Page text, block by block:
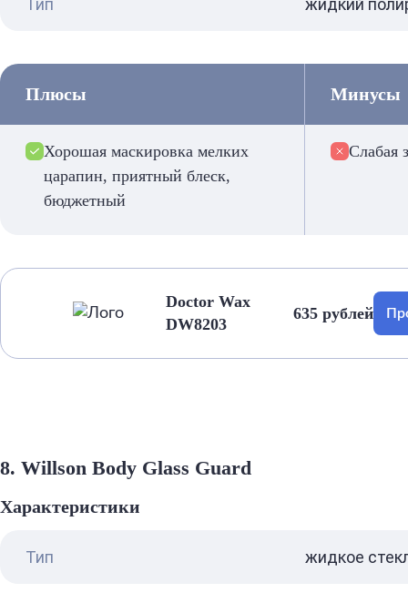
Тип жидкий
Плюсы
Хорошая маскировка мелких
царапин, приятный блеск,
бюджетный
Минусы
Слабая
Doctor Wax
DW8203
635 рублей
8. Willson Body Glass Guard
Характеристики
Тип жидкое